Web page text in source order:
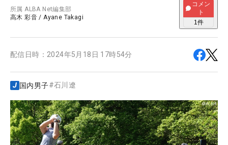
所属ALBA Net編集部
高木 彩音 /Ayane Takagi
コメン
ト
1件
配信日時： 2024年5月18日 17時54分
国内男子#石川遼